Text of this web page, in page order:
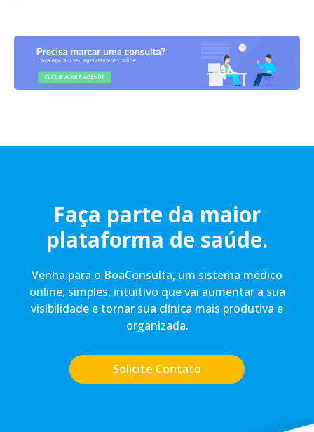
Faça parte da maior
plataforma de saúde.
Venha para o BoaConsulta, um sistema médico
online, simples, intuitivo que vai aumentar a sua
visibilidade e tornar sua clínica mais produtiva e
organizada.
Solicite Contato